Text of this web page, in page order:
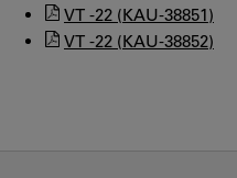
VT -22 (KAU-38851)
VT -22 (KAU-38852)